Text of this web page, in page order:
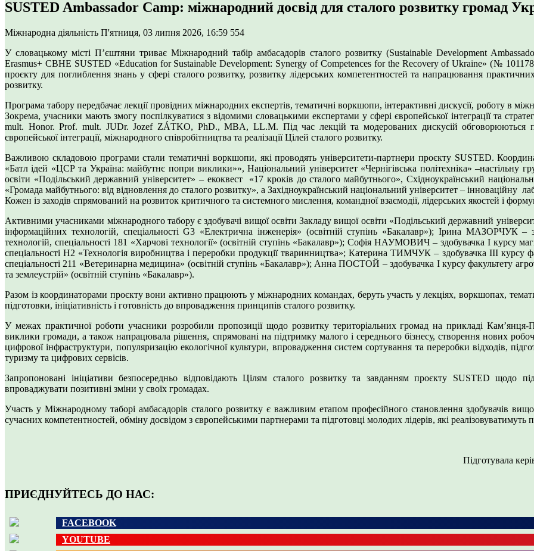
SUSTED Ambassador Camp: міжнародний досвід для сталого розвитку громад
Міжнародна діяльність П'ятниця, 03 липня 2026, 16:59 554
У словацькому місті П’єштяни триває Міжнародний табір амбасадорів сталого розвитку (Sustainable Development
Erasmus+ CBHE SUSTED «Education for Sustainable Development: Synergy of Competences for the Recovery of Ukraine» (№
проєкту для поглиблення знань у сфері сталого розвитку, розвитку лідерських компетентностей та напрацювання
розвитку.
Програма табору передбачає лекції провідних міжнародних експертів, тематичні воркшопи, інтерактивні дискусії, роботу в
Зокрема, учасники мають змогу поспілкуватися з відомими словацькими експертами у сфері європейської інтеграції та
mult. Honor. Prof. mult. JUDr. Jozef ZÁTKO, PhD., MBA, LL.M. Під час лекцій та модерованих дискусій обговорюються
європейської інтеграції, міжнародного співробітництва та реалізації Цілей сталого розвитку.
Важливою складовою програми стали тематичні воркшопи, які проводять університети-партнери проєкту SUSTED.
«Батл ідей «ЦСР та Україна: майбутнє попри виклики»», Національний університет «Чернігівська політехніка» –настільну
освіти «Подільський державний університет» – екоквест «17 кроків до сталого майбутнього», Східноукраїнський
«Громада майбутнього: від відновлення до сталого розвитку», а Західноукраїнський національний університет –
Кожен із заходів спрямований на розвиток критичного та системного мислення, командної взаємодії, лідерських якостей і
Активними учасниками міжнародного табору є здобувачі вищої освіти Закладу вищої освіти «Подільський державний
інформаційних технологій, спеціальності G3 «Електрична інженерія» (освітній ступінь «Бакалавр»); Ірина МАЗОРЧУК –
технологій, спеціальності 181 «Харчові технології» (освітній ступінь «Бакалавр»); Софія НАУМОВИЧ – здобувачка І курсу
спеціальності H2 «Технологія виробництва і переробки продукції тваринництва»; Катерина ТИМЧУК – здобувачка ІІІ курсу
спеціальності 211 «Ветеринарна медицина» (освітній ступінь «Бакалавр»); Анна ПОСТОЙ – здобувачка І курсу факультету
та землеустрій» (освітній ступінь «Бакалавр»).
Разом із координаторами проєкту вони активно працюють у міжнародних командах, беруть участь у лекціях, воркшопах,
підготовки, ініціативність і готовність до впровадження принципів сталого розвитку.
У межах практичної роботи учасники розробили пропозиції щодо розвитку територіальних громад на прикладі Кам’янця-
виклики громади, а також напрацювала рішення, спрямовані на підтримку малого і середнього бізнесу, створення нових
цифрової інфраструктури, популяризацію екологічної культури, впровадження систем сортування та переробки відходів,
туризму та цифрових сервісів.
Запропоновані ініціативи безпосередньо відповідають Цілям сталого розвитку та завданням проєкту SUSTED щодо
впроваджувати позитивні зміни у своїх громадах.
Участь у Міжнародному таборі амбасадорів сталого розвитку є важливим етапом професійного становлення здобувачів
сучасних компетентностей, обміну досвідом з європейськими партнерами та підготовці молодих лідерів, які реалізовуватимуть
Підготувала
ПРИЄДНУЙТЕСЬ ДО НАС:
FACEBOOK
YOUTUBE